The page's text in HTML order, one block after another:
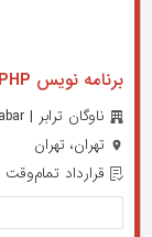
برنامه نویس PHP
ناوگان ترابر | Tehran Navgan Tarabar
تهران، تهران
قرارداد تمام‌وقت